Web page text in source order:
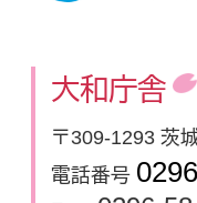
大和庁舎
〒309-1293 茨
電話番号